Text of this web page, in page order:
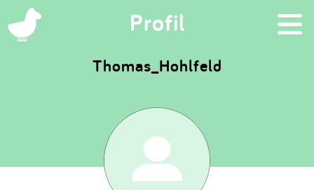
Profil ×
Eintragen
App
Thomas_Hohlfeld